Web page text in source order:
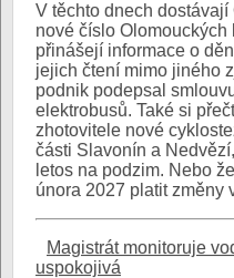
V těchto dnech
nové číslo Olomouckých
přinášejí informace o
jejich čtení mimo jiného
podnik podepsal
elektrobusů. Také si
zhotovitele nové
části Slavonín a
letos na podzim. Nebo
února 2027 platit změny
Magistrát monitoruje
uspokojivá